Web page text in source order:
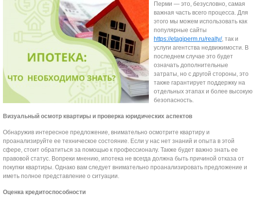
Перми — это, безусловно, самая
важная часть всего процесса. Для
этого мы можем использовать как
популярные сайты
https://etagiperm.ru/realty/, так и
услуги агентства недвижимости. В
последнем случае это будет
означать дополнительные
затраты, но с другой стороны, это
также гарантирует поддержку на
отдельных этапах и более высокую
безопасность.
Визуальный осмотр квартиры и проверка юридических аспектов
Обнаружив интересное предложение, внимательно осмотрите квартиру и
проанализируйте ее техническое состояние. Если у нас нет знаний и опыта в этой
сфере, стоит обратиться за помощью к профессионалу. Также будет важно знать ее
правовой статус. Вопреки мнению, ипотека не всегда должна быть причиной отказа от
покупки квартиры. Однако вам следует внимательно проанализировать предложение и
иметь полное представление о ситуации.
Оценка кредитоспособности